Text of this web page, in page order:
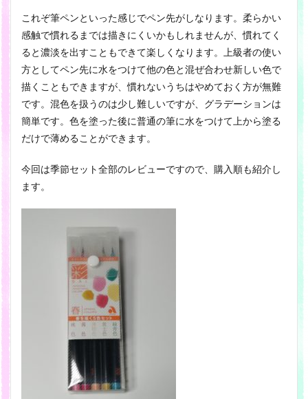
これぞ筆ペンといった感じでペン先がしなります。柔らかい
感触で慣れるまでは描きにくいかもしれませんが、慣れてく
ると濃淡を出すこともできて楽しくなります。上級者の使い
方としてペン先に水をつけて他の色と混ぜ合わせ新しい色で
描くこともできますが、慣れないうちはやめておく方が無難
です。混色を扱うのは少し難しいですが、グラデーションは
簡単です。色を塗った後に普通の筆に水をつけて上から塗る
だけで薄めることができます。
今回は季節セット全部のレビューですので、購入順も紹介し
ます。